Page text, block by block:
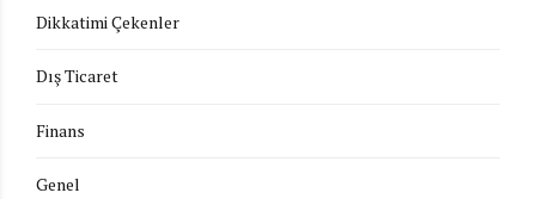
Dikkatimi Çekenler
Dış Ticaret
Finans
Genel